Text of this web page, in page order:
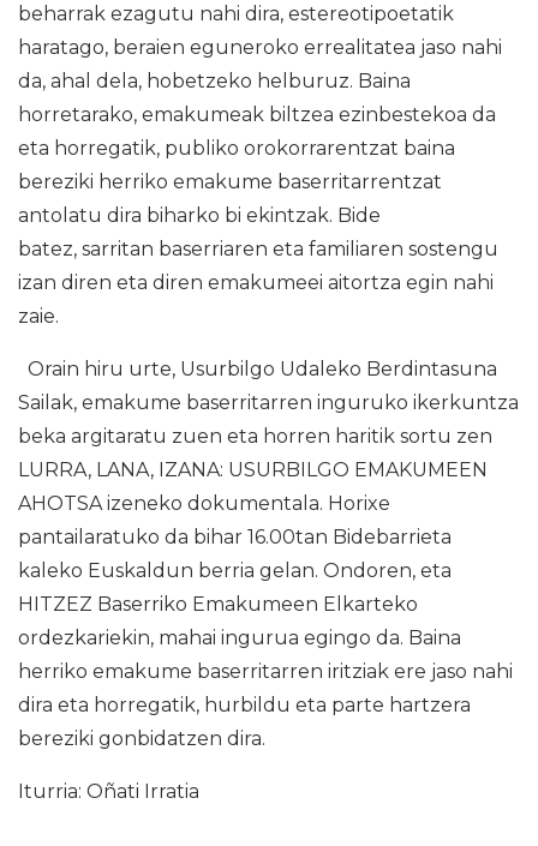
beharrak ezagutu nahi dira, estereotipoetatik
haratago, beraien eguneroko errealitatea jaso nahi
da, ahal dela, hobetzeko helburuz. Baina
horretarako, emakumeak biltzea ezinbestekoa da
eta horregatik, publiko orokorrarentzat baina
bereziki herriko emakume baserritarrentzat
antolatu dira biharko bi ekintzak. Bide
batez, sarritan baserriaren eta familiaren sostengu
izan diren eta diren emakumeei aitortza egin nahi
zaie.
Orain hiru urte, Usurbilgo Udaleko Berdintasuna
Sailak, emakume baserritarren inguruko ikerkuntza
beka argitaratu zuen eta horren haritik sortu zen
LURRA, LANA, IZANA: USURBILGO EMAKUMEEN
AHOTSA izeneko dokumentala. Horixe
pantailaratuko da bihar 16.00tan Bidebarrieta
kaleko Euskaldun berria gelan. Ondoren, eta
HITZEZ Baserriko Emakumeen Elkarteko
ordezkariekin, mahai ingurua egingo da. Baina
herriko emakume baserritarren iritziak ere jaso nahi
dira eta horregatik, hurbildu eta parte hartzera
bereziki gonbidatzen dira.
Iturria: Oñati Irratia